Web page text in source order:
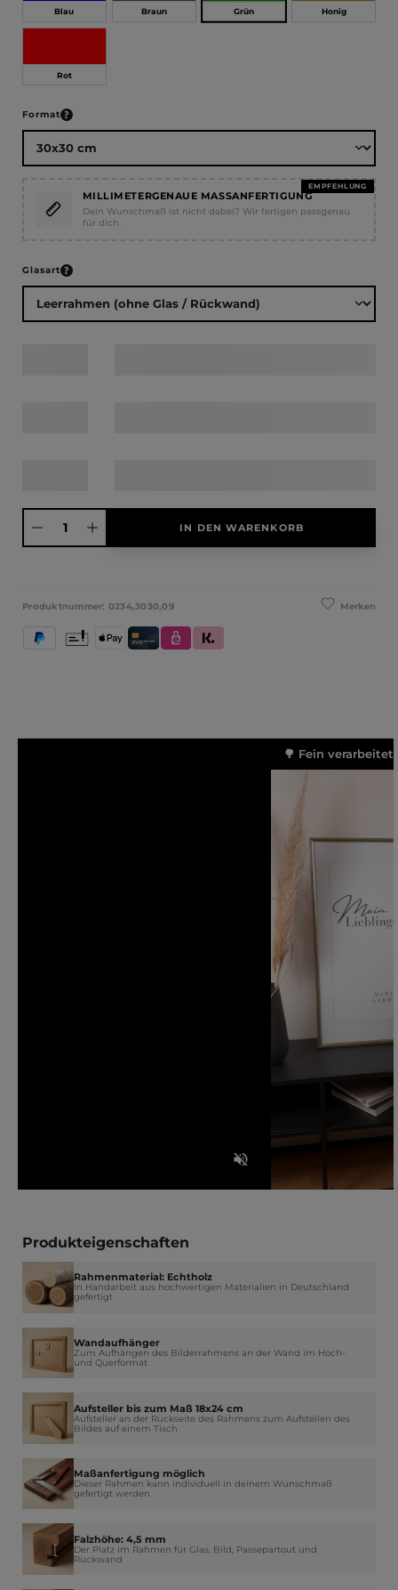
Blau Braun Grün Honig
Rot
Formatauswählen
EMPFEHLUNG
MILLIMETERGENAUE MASSANFERTIGUNG
Dein Wunschmaß ist nicht dabei? Wir fertigen passgenau
für dich.
Glasartauswählen
IN DEN WARENKORB
Merken
Produktnummer: 0234,3030,09
PayPal Apple PayKredit- und Debitkarte
eps Klarna (Rechnung / Ratenkauf / Sofort)
Vorkasse
🌳 Fein
Produkteigenschaften
Rahmenmaterial: Echtholz
In Handarbeit aus hochwertigen Materialien in Deutschland
gefertigt
Wandaufhänger
Zum Aufhängen des Bilderrahmens an der Wand im Hoch-
und Querformat
Aufsteller bis zum Maß 18x24 cm
Aufsteller an der Rückseite des Rahmens zum Aufstellen des
Bildes auf einem Tisch
Maßanfertigung möglich
Dieser Rahmen kann individuell in deinem Wunschmaß
gefertigt werden
Falzhöhe: 4,5 mm
Der Platz im Rahmen für Glas, Bild, Passepartout und
Rückwand